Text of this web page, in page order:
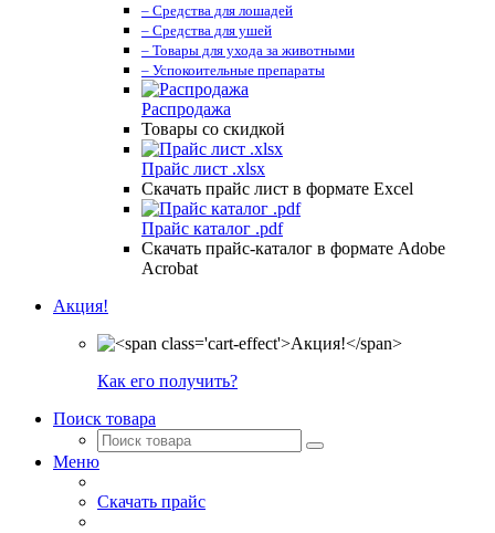
– Средства для лошадей
– Средства для ушей
– Товары для ухода за животными
– Успокоительные препараты
Распродажа
Товары со скидкой
Прайс лист .xlsx
Скачать прайс лист в формате Excel
Прайс каталог .pdf
Скачать прайс-каталог в формате Adobe
Acrobat
Акция!
Как его получить?
Поиск товара
Меню
Скачать прайс